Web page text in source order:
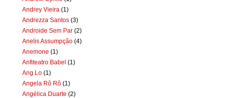
Andrey Vieira (1)
Andrezza Santos (3)
Androide Sem Par (2)
Anelis Assumpção (4)
Anemone (1)
Anfiteatro Babel (1)
Ang Lo (1)
Angela Rô Rô (1)
Angélica Duarte (2)